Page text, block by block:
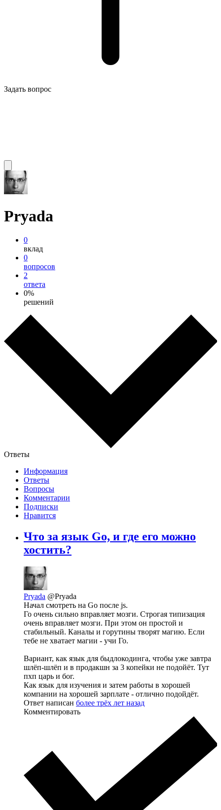
Задать вопрос
Pryada
0
вклад
0
вопросов
2
ответа
0%
решений
Ответы
Информация
Ответы
Вопросы
Комментарии
Подписки
Нравится
Что за язык Go, и где его можно
хостить?
Pryada @Pryada
Начал смотреть на Go после js.
Го очень сильно вправляет мозги. Строгая типизация
очень вправляет мозги. При этом он простой и
стабильный. Каналы и горутины творят магию. Если
тебе не хватает магии - учи Го.
Вариант, как язык для быдлокодинга, чтобы уже завтра
шлёп-шлёп и в продакшн за 3 копейки не подойёт. Тут
пхп царь и бог.
Как язык для изучения и затем работы в хорошей
компании на хорошей зарплате - отлично подойдёт.
Ответ написан более трёх лет назад
Комментировать